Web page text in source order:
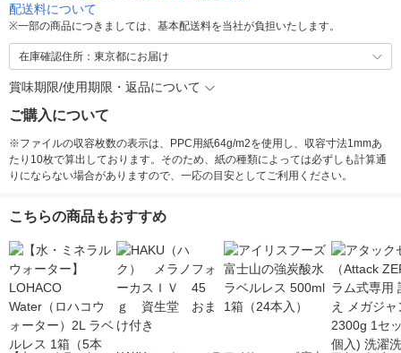
配送料について
※一部の商品につきましては、基本配送料を当社が負担いたします。
在庫確認住所：東京都にお届け
賞味期限/使用期限・返品について
ご購入について
※ファイルの収容枚数の表示は、PPC用紙64g/m2を使用し、収容寸法1mmあ
たり10枚で算出しております。そのため、紙の種類によっては必ずしも計算通
りにならない場合がありますので、一応の目安としてご利用ください。
こちらの商品もおすすめ